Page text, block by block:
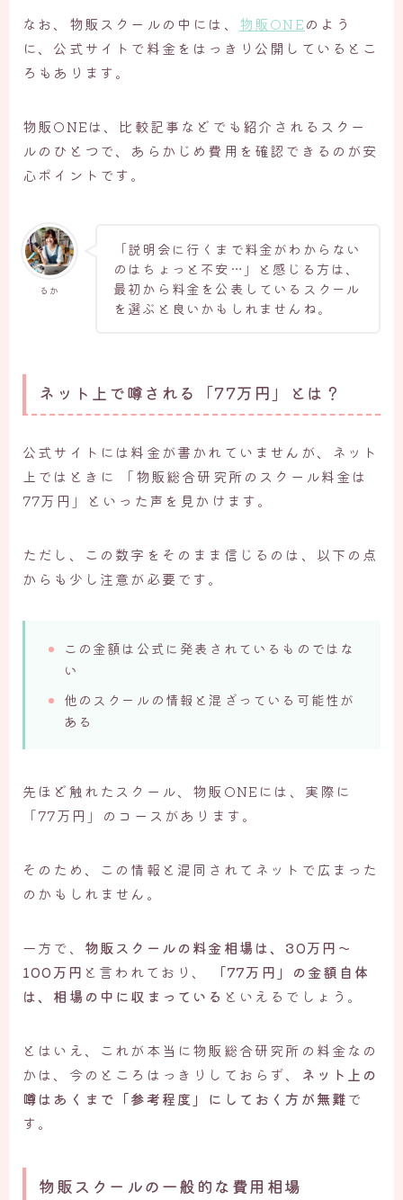
なお、物販スクールの中には、 物販ONEのよう
に、公式サイトで料金をはっきり公開しているとこ
ろもあります。
物販ONEは、比較記事などでも紹介されるスクー
ルのひとつで、あらかじめ費用を確認できるのが安
心ポイントです。
るか
「説明会に行くまで料金がわからない
のはちょっと不安…」と感じる方は、
最初から料金を公表しているスクール
を選ぶと良いかもしれませんね。
ネット上で噂される「77万円」とは？
公式サイトには料金が書かれていませんが、ネット
上ではときに 「物販総合研究所のスクール料金は
77万円」といった声を見かけます。
ただし、この数字をそのまま信じるのは、以下の点
からも少し注意が必要です。
この金額は公式に発表されているものではな
い
他のスクールの情報と混ざっている可能性が
ある
先ほど触れたスクール、物販ONEには、実際に
「77万円」のコースがあります。
そのため、この情報と混同されてネットで広まった
のかもしれません。
一方で、 物販スクールの料金相場は、30万円〜
100万円 と言われており、
「77万円」の金額自体
は、相場の中に収まっている といえるでしょう。
とはいえ、これが本当に物販総合研究所の料金なの
かは、今のところはっきりしておらず、
ネット上の
噂はあくまで「参考程度」にしておく方が無難で
す。
物販スクールの一般的な費用相場